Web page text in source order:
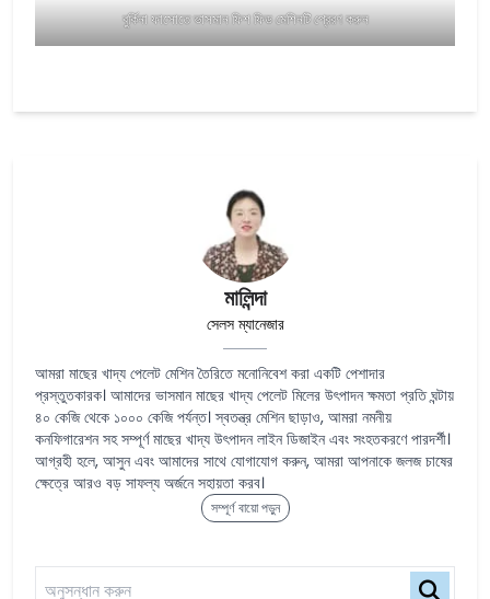
মালিন্দা
সেলস ম্যানেজার
আমরা মাছের খাদ্য পেলেট মেশিন তৈরিতে মনোনিবেশ করা একটি পেশাদার
প্রস্তুতকারক। আমাদের ভাসমান মাছের খাদ্য পেলেট মিলের উৎপাদন ক্ষমতা প্রতি ঘন্টায়
৪০ কেজি থেকে ১০০০ কেজি পর্যন্ত। স্বতন্ত্র মেশিন ছাড়াও, আমরা নমনীয়
কনফিগারেশন সহ সম্পূর্ণ মাছের খাদ্য উৎপাদন লাইন ডিজাইন এবং সংহতকরণে পারদর্শী।
আগ্রহী হলে, আসুন এবং আমাদের সাথে যোগাযোগ করুন, আমরা আপনাকে জলজ চাষের
ক্ষেত্রে আরও বড় সাফল্য অর্জনে সহায়তা করব।
সম্পূর্ণ বায়ো পড়ুন
বুর্কিনা ফাসোতে ভাসমান ফিশ ফিড মেশিনটি প্রেরণ করুন